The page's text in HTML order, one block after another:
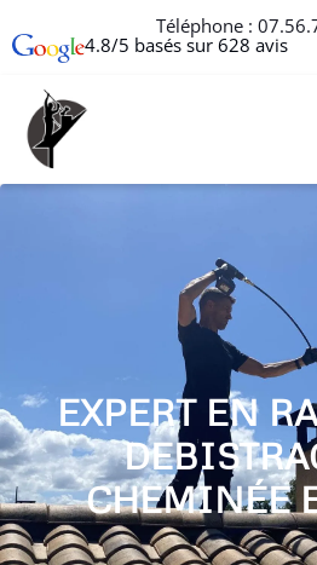
Téléphone :
4.8/5 basés sur 628 avis
EXPERT EN
CHEMINÉE